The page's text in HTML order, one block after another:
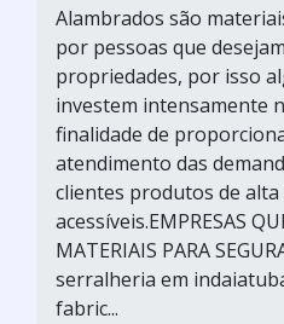
Alambrados são
por pessoas que
propriedades, por isso
investem intensamente
finalidade de
atendimento das
clientes produtos de
acessíveis.EMPRESAS
MATERIAIS PARA
serralheria em
fabric...